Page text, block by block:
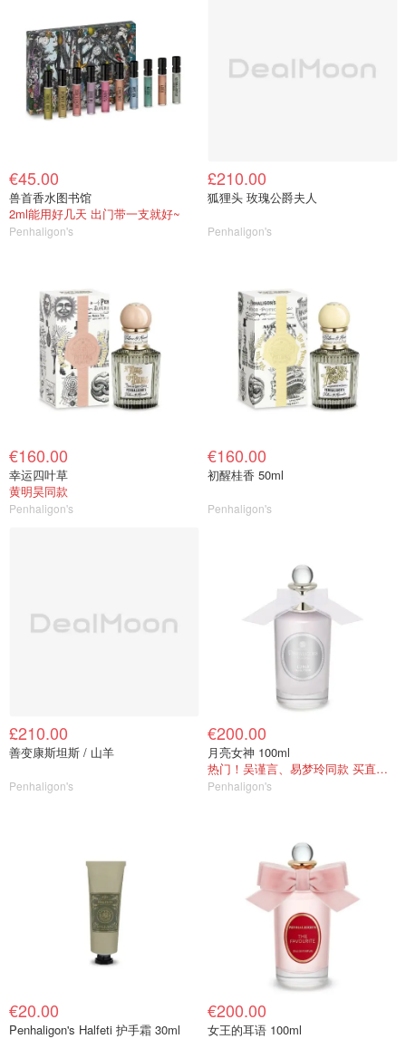
€45.00
兽首香水图书馆
2ml能用好几天 出门带一支就好~
Penhaligon's
£210.00
狐狸头 玫瑰公爵夫人
Penhaligon's
€160.00
幸运四叶草
黄明昊同款
Penhaligon's
€160.00
初醒桂香 50ml
Penhaligon's
£210.00
善变康斯坦斯 / 山羊
Penhaligon's
€200.00
月亮女神 100ml
热门！吴谨言、易梦玲同款 买直接再送1瓶
Penhaligon's
€20.00
Penhaligon's Halfeti 护手霜 30ml
€200.00
女王的耳语 100ml